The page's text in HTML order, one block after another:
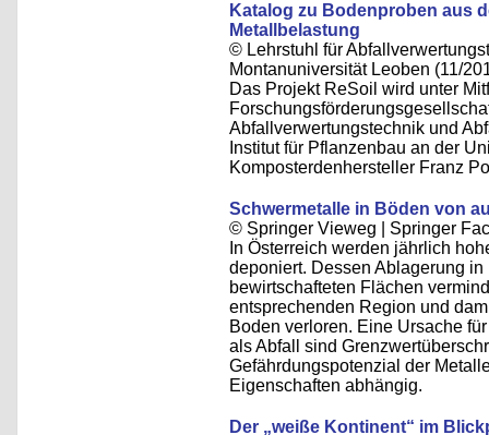
Katalog zu Bodenproben aus
Metallbelastung
© Lehrstuhl für
Montanuniversität Leoben (11/
Das Projekt ReSoil wird unter
Abfallverwertungstechnik und
Institut für Pflanzenbau an der
Komposterdenhersteller Franz
Schwermetalle in Böden von
© Springer Vieweg | Springer
In Österreich werden jährlich
deponiert. Dessen Ablagerung
bewirtschafteten Flächen
entsprechenden Region und
Boden verloren. Eine Ursache
als Abfall sind
Gefährdungspotenzial der
Eigenschaften abhängig.
Der „weiße Kontinent“ im